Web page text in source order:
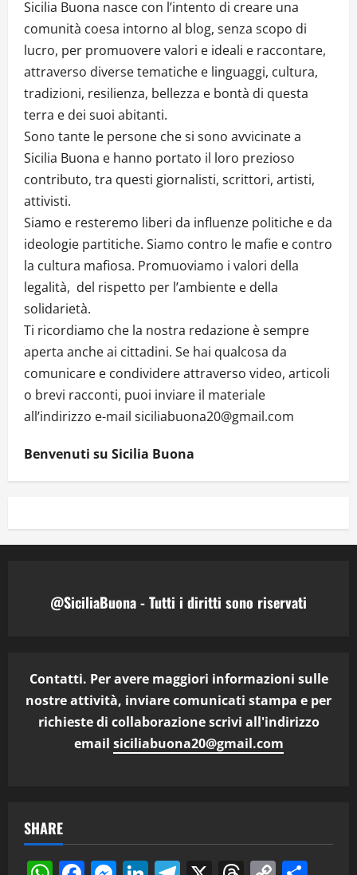
Sicilia Buona nasce con l’intento di creare una
comunità coesa intorno al blog, senza scopo di
lucro, per promuovere valori e ideali e raccontare,
attraverso diverse tematiche e linguaggi, cultura,
tradizioni, resilienza, bellezza e bontà di questa
terra e dei suoi abitanti.
Sono tante le persone che si sono avvicinate a
Sicilia Buona e hanno portato il loro prezioso
contributo, tra questi giornalisti, scrittori, artisti,
attivisti.
Siamo e resteremo liberi da influenze politiche e da
ideologie partitiche. Siamo contro le mafie e contro
la cultura mafiosa. Promuoviamo i valori della
legalità, del rispetto per l’ambiente e della
solidarietà.
Ti ricordiamo che la nostra redazione è sempre
aperta anche ai cittadini. Se hai qualcosa da
comunicare e condividere attraverso video, articoli
o brevi racconti, puoi inviare il materiale
all’indirizzo e-mail siciliabuona20@gmail.com
Benvenuti su Sicilia Buona
@SiciliaBuona - Tutti i diritti sono riservati
Contatti. Per avere maggiori informazioni sulle
nostre attività, inviare comunicati stampa e per
richieste di collaborazione scrivi all'indirizzo
email siciliabuona20@gmail.com
SHARE